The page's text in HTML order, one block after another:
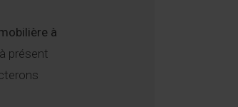
à
présent